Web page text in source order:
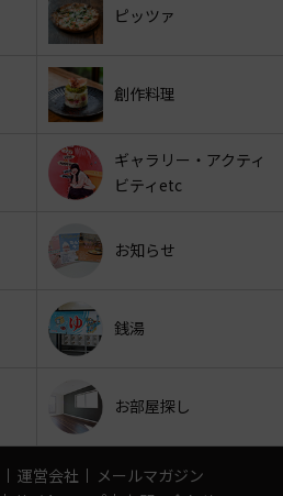
ピッツァ
創作料理
ギャラリー・アクティ
ビティetc
お知らせ
銭湯
お部屋探し
運営会社
メールマガジン